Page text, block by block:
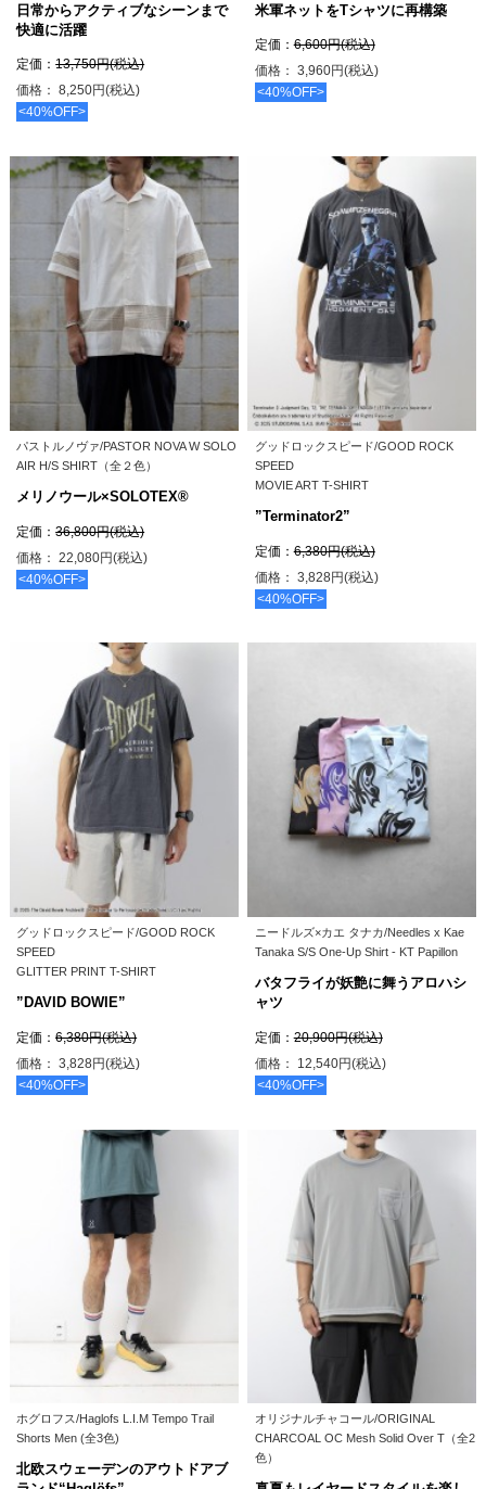
日常からアクティブなシーンまで
快適に活躍
定価：13,750円(税込)
価格： 8,250円(税込)
<40%OFF>
米軍ネットをTシャツに再構築
定価：6,600円(税込)
価格： 3,960円(税込)
<40%OFF>
パストルノヴァ/PASTOR NOVA W SOLO
AIR H/S SHIRT（全２色）
メリノウール×SOLOTEX®
定価：36,800円(税込)
価格： 22,080円(税込)
<40%OFF>
グッドロックスピード/GOOD ROCK
SPEED
MOVIE ART T-SHIRT
”Terminator2”
定価：6,380円(税込)
価格： 3,828円(税込)
<40%OFF>
グッドロックスピード/GOOD ROCK
SPEED
GLITTER PRINT T-SHIRT
”DAVID BOWIE”
定価：6,380円(税込)
価格： 3,828円(税込)
<40%OFF>
ニードルズ×カエ タナカ/Needles x Kae
Tanaka S/S One-Up Shirt - KT Papillon
バタフライが妖艶に舞うアロハシ
ャツ
定価：20,900円(税込)
価格： 12,540円(税込)
<40%OFF>
ホグロフス/Haglofs L.I.M Tempo Trail
Shorts Men (全3色)
北欧スウェーデンのアウトドアブ
オリジナルチャコール/ORIGINAL
CHARCOAL OC Mesh Solid Over T（全2
色）